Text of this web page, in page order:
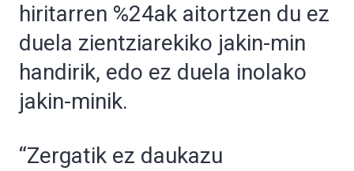
hiritarren %24ak aitortzen du ez
duela zientziarekiko jakin-min
handirik, edo ez duela inolako
jakin-minik.
“Zergatik ez daukazu